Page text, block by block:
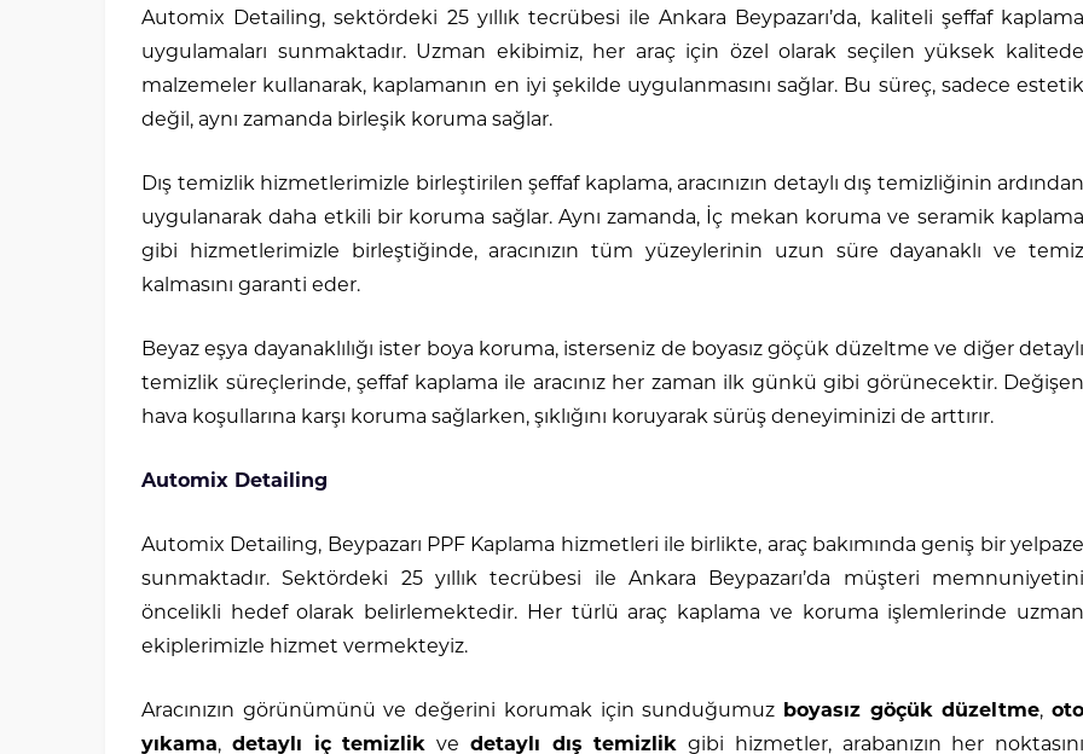
Automix Detailing, sektördeki 25 yıllık tecrübesi ile Ankara Beypazarı’da, kaliteli şeffaf kaplama
uygulamaları sunmaktadır. Uzman ekibimiz, her araç için özel olarak seçilen yüksek kalitede
malzemeler kullanarak, kaplamanın en iyi şekilde uygulanmasını sağlar. Bu süreç, sadece estetik
değil, aynı zamanda birleşik koruma sağlar.
Dış temizlik hizmetlerimizle birleştirilen şeffaf kaplama, aracınızın detaylı dış temizliğinin ardından
uygulanarak daha etkili bir koruma sağlar. Aynı zamanda, İç mekan koruma ve seramik kaplama
gibi hizmetlerimizle birleştiğinde, aracınızın tüm yüzeylerinin uzun süre dayanaklı ve temiz
kalmasını garanti eder.
Beyaz eşya dayanaklılığı ister boya koruma, isterseniz de boyasız göçük düzeltme ve diğer detaylı
temizlik süreçlerinde, şeffaf kaplama ile aracınız her zaman ilk günkü gibi görünecektir. Değişen
hava koşullarına karşı koruma sağlarken, şıklığını koruyarak sürüş deneyiminizi de arttırır.
Automix Detailing
Automix Detailing, Beypazarı PPF Kaplama hizmetleri ile birlikte, araç bakımında geniş bir yelpaze
sunmaktadır. Sektördeki 25 yıllık tecrübesi ile Ankara Beypazarı’da müşteri memnuniyetini
öncelikli hedef olarak belirlemektedir. Her türlü araç kaplama ve koruma işlemlerinde uzman
ekiplerimizle hizmet vermekteyiz.
Aracınızın görünümünü ve değerini korumak için sunduğumuz boyasız göçük düzeltme,oto
yıkama, detaylı iç temizlik ve detaylı dış temizlik gibi hizmetler, arabanızın her noktasını